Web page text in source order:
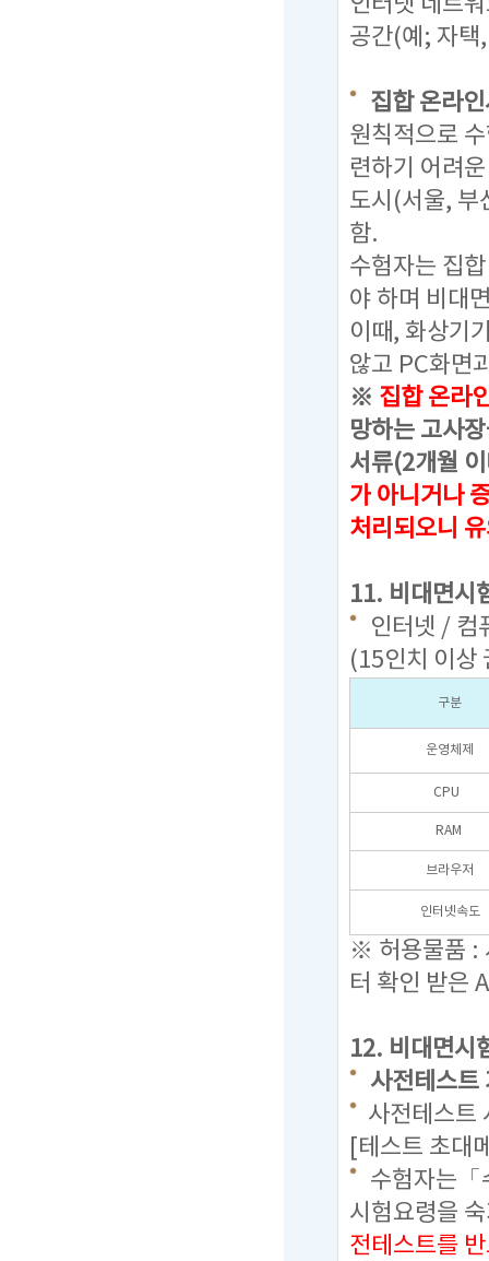
공간(예; 자택
집합 온라
원칙적으로
련하기 어려
도시(서울, 부
함.
수험자는 집
야 하며 비대
이때, 화상기
않고 PC화면
※ 집합 온라
망하는 고사
서류(2개월
가 아니거나
처리되오니
11. 비대면시
인터넷 / 컴
(15인치 이
구분
운영체제
CPU
RAM
브라우저
인터넷속도
※ 허용물품 :
터 확인 받은
12. 비대면시
사전테스
사전테스트
[테스트 초대
수험자는「
시험요령을
전테스트를